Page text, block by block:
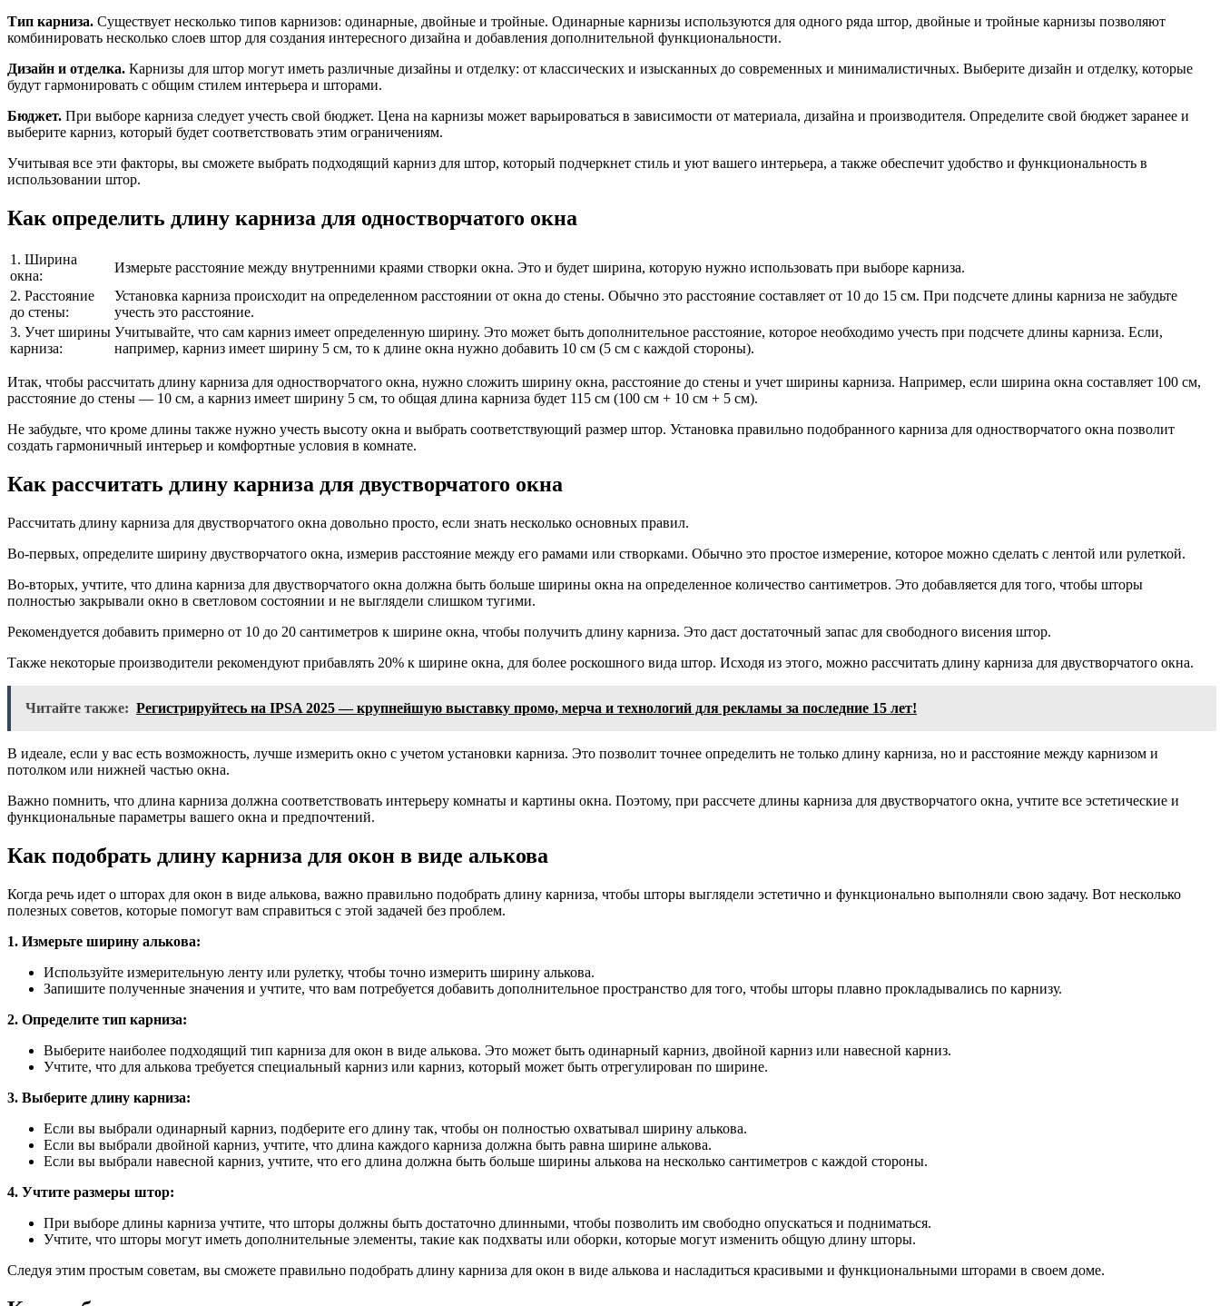
Тип карниза. Существует несколько типов карнизов: одинарные, двойные и тройные. Одинарные карнизы используются для одного ряда штор, двойные и тройные карнизы позволяют
комбинировать несколько слоев штор для создания интересного дизайна и добавления дополнительной функциональности.
Дизайн и отделка. Карнизы для штор могут иметь различные дизайны и отделку: от классических и изысканных до современных и минималистичных. Выберите дизайн и отделку, которые
будут гармонировать с общим стилем интерьера и шторами.
Бюджет. При выборе карниза следует учесть свой бюджет. Цена на карнизы может варьироваться в зависимости от материала, дизайна и производителя. Определите свой бюджет заранее и
выберите карниз, который будет соответствовать этим ограничениям.
Учитывая все эти факторы, вы сможете выбрать подходящий карниз для штор, который подчеркнет стиль и уют вашего интерьера, а также обеспечит удобство и функциональность в
использовании штор.
Как определить длину карниза для одностворчатого окна
1. Ширина
окна:
Измерьте расстояние между внутренними краями створки окна. Это и будет ширина, которую нужно использовать при выборе карниза.
2. Расстояние
до стены:
Установка карниза происходит на определенном расстоянии от окна до стены. Обычно это расстояние составляет от 10 до 15 см. При подсчете длины карниза не забудьте
учесть это расстояние.
3. Учет ширины
карниза:
Учитывайте, что сам карниз имеет определенную ширину. Это может быть дополнительное расстояние, которое необходимо учесть при подсчете длины карниза. Если,
например, карниз имеет ширину 5 см, то к длине окна нужно добавить 10 см (5 см с каждой стороны).
Итак, чтобы рассчитать длину карниза для одностворчатого окна, нужно сложить ширину окна, расстояние до стены и учет ширины карниза. Например, если ширина окна составляет 100 см,
расстояние до стены — 10 см, а карниз имеет ширину 5 см, то общая длина карниза будет 115 см (100 см + 10 см + 5 см).
Не забудьте, что кроме длины также нужно учесть высоту окна и выбрать соответствующий размер штор. Установка правильно подобранного карниза для одностворчатого окна позволит
создать гармоничный интерьер и комфортные условия в комнате.
Как рассчитать длину карниза для двустворчатого окна
Рассчитать длину карниза для двустворчатого окна довольно просто, если знать несколько основных правил.
Во-первых, определите ширину двустворчатого окна, измерив расстояние между его рамами или створками. Обычно это простое измерение, которое можно сделать с лентой или рулеткой.
Во-вторых, учтите, что длина карниза для двустворчатого окна должна быть больше ширины окна на определенное количество сантиметров. Это добавляется для того, чтобы шторы
полностью закрывали окно в светловом состоянии и не выглядели слишком тугими.
Рекомендуется добавить примерно от 10 до 20 сантиметров к ширине окна, чтобы получить длину карниза. Это даст достаточный запас для свободного висения штор.
Также некоторые производители рекомендуют прибавлять 20% к ширине окна, для более роскошного вида штор. Исходя из этого, можно рассчитать длину карниза для двустворчатого окна.
Читайте также: Регистрируйтесь на IPSA 2025 — крупнейшую выставку промо, мерча и технологий для рекламы за последние 15 лет!
В идеале, если у вас есть возможность, лучше измерить окно с учетом установки карниза. Это позволит точнее определить не только длину карниза, но и расстояние между карнизом и
потолком или нижней частью окна.
Важно помнить, что длина карниза должна соответствовать интерьеру комнаты и картины окна. Поэтому, при рассчете длины карниза для двустворчатого окна, учтите все эстетические и
функциональные параметры вашего окна и предпочтений.
Как подобрать длину карниза для окон в виде алькова
Когда речь идет о шторах для окон в виде алькова, важно правильно подобрать длину карниза, чтобы шторы выглядели эстетично и функционально выполняли свою задачу. Вот несколько
полезных советов, которые помогут вам справиться с этой задачей без проблем.
1. Измерьте ширину алькова:
Используйте измерительную ленту или рулетку, чтобы точно измерить ширину алькова.
Запишите полученные значения и учтите, что вам потребуется добавить дополнительное пространство для того, чтобы шторы плавно прокладывались по карнизу.
2. Определите тип карниза:
Выберите наиболее подходящий тип карниза для окон в виде алькова. Это может быть одинарный карниз, двойной карниз или навесной карниз.
Учтите, что для алькова требуется специальный карниз или карниз, который может быть отрегулирован по ширине.
3. Выберите длину карниза:
Если вы выбрали одинарный карниз, подберите его длину так, чтобы он полностью охватывал ширину алькова.
Если вы выбрали двойной карниз, учтите, что длина каждого карниза должна быть равна ширине алькова.
Если вы выбрали навесной карниз, учтите, что его длина должна быть больше ширины алькова на несколько сантиметров с каждой стороны.
4. Учтите размеры штор:
При выборе длины карниза учтите, что шторы должны быть достаточно длинными, чтобы позволить им свободно опускаться и подниматься.
Учтите, что шторы могут иметь дополнительные элементы, такие как подхваты или оборки, которые могут изменить общую длину шторы.
Следуя этим простым советам, вы сможете правильно подобрать длину карниза для окон в виде алькова и насладиться красивыми и функциональными шторами в своем доме.